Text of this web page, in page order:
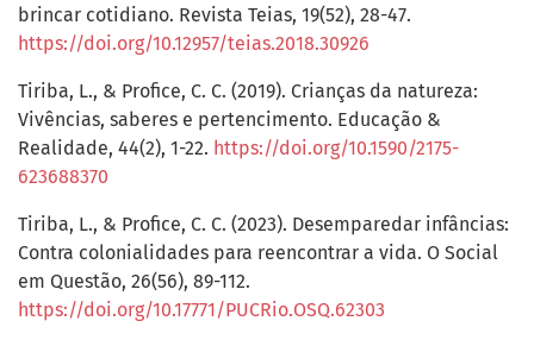
brincar cotidiano. Revista Teias, 19(52), 28-47.
https://doi.org/10.12957/teias.2018.30926
Tiriba, L., & Profice, C. C. (2019). Crianças da natureza:
Vivências, saberes e pertencimento. Educação &
Realidade, 44(2), 1-22. https://doi.org/10.1590/2175-
623688370
Tiriba, L., & Profice, C. C. (2023). Desemparedar infâncias:
Contra colonialidades para reencontrar a vida. O Social
em Questão, 26(56), 89-112.
https://doi.org/10.17771/PUCRio.OSQ.62303